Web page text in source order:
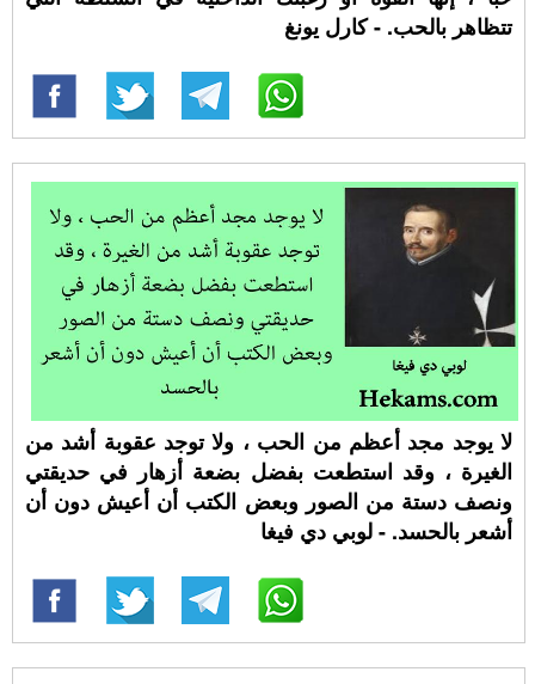
تتظاهر بالحب. - كارل يونغ
لا يوجد مجد أعظم من الحب ، ولا توجد عقوبة أشد من
الغيرة ، وقد استطعت بفضل بضعة أزهار في حديقتي
ونصف دستة من الصور وبعض الكتب أن أعيش دون أن
أشعر بالحسد. - لوبي دي فيغا